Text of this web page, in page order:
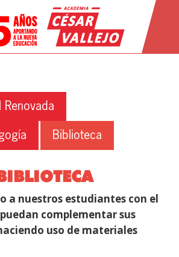
Renovada
Biblioteca
a nuestros estudiantes con el
complementar sus
uso de materiales